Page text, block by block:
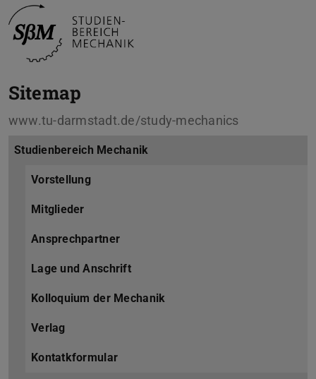
Sitemap
www.tu-darmstadt.de/study-mechanics
Studienbereich Mechanik
Vorstellung
Mitglieder
Ansprechpartner
Lage und Anschrift
Kolloquium der Mechanik
Verlag
Kontatkformular